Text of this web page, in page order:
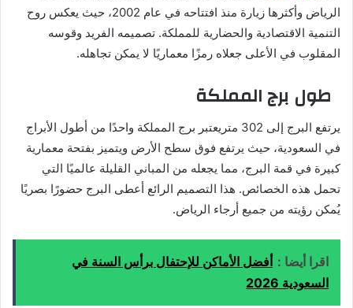
الرياض وأكثرها زيارة منذ افتتاحه في عام 2002، حيث يعكس روح
التنمية الاقتصادية والحضارية للمملكة. تصميمه الفريد وقوسه
المقلوب في الأعلى جعلاه رمزًا معماريًا لا يمكن تجاهله.
طول برج المملكة
يرتفع البرج إلى 302 متريعتبر برج المملكة واحدًا من أطول الأبراج
في السعودية، حيث يرتفع فوق سطح الأرض ويتميز بفتحة معمارية
كبيرة في قمة البرج، مما يجعله من المباني القليلة عالميًا التي
تحمل هذه الخصائص. هذا التصميم الرائع أعطى البرج حضورًا بصريًا
يُمكن رؤيته من جميع أرجاء الرياض.
اقرا أيضا : أفضل الأماكن للإحتفال برأس السنة في
السعودية 2026